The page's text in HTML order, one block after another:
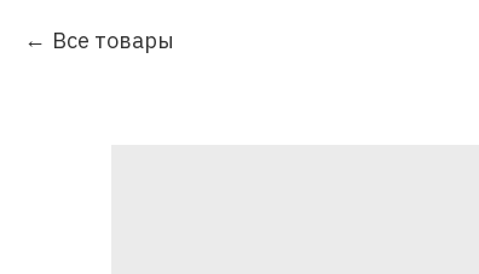
Все товары